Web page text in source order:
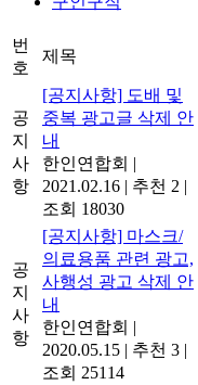
번
호
제목
공
지
사
항
[공지사항] 도배 및
중복 광고글 삭제 안
내
한인연합회 |
2021.02.16 | 추천 2 |
조회 18030
공
지
사
항
[공지사항] 마스크/
의료용품 관련 광고,
사행성 광고 삭제 안
내
한인연합회 |
2020.05.15 | 추천 3 |
조회 25114